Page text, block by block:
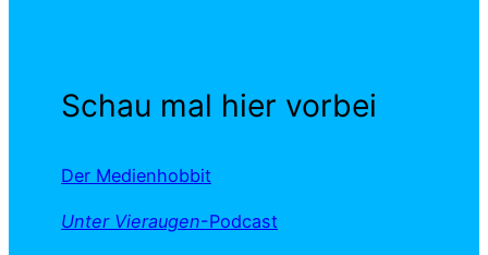
Schau mal hier vorbei
Der Medienhobbit
Unter Vieraugen-Podcast